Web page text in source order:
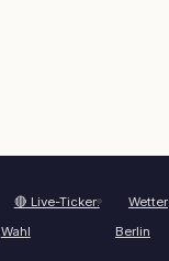
🔴 Live-Ticker:
Wahl
Wetter
Berlin